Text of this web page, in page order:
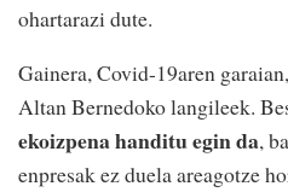
ohartarazi dute.
Gainera, Covid-19aren
Altan Bernedoko langileek.
ekoizpena handitu egin da,
enpresak ez duela areagotze